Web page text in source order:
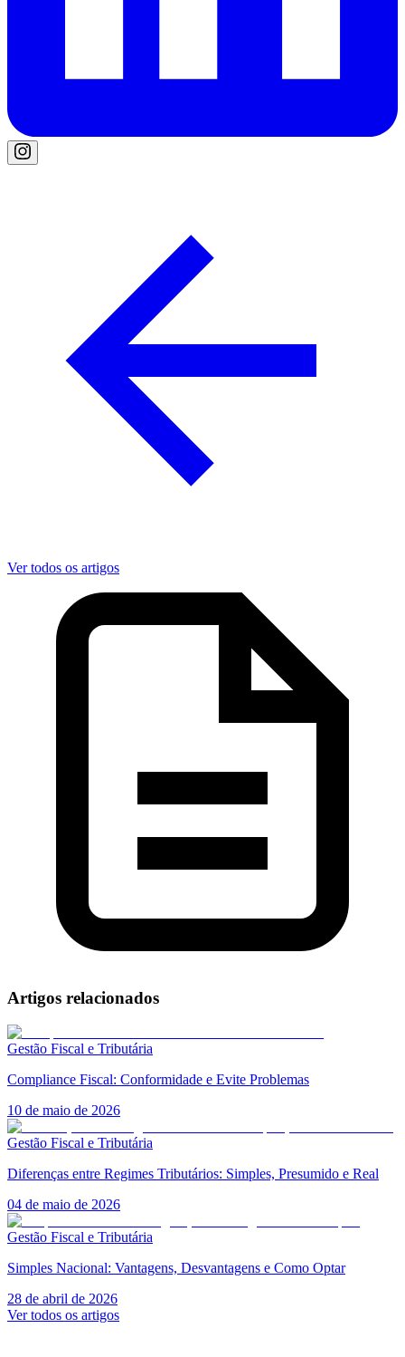
Ver todos os artigos
Artigos relacionados
Gestão Fiscal e Tributária
Compliance Fiscal: Conformidade e Evite Problemas
10 de maio de 2026
Gestão Fiscal e Tributária
Diferenças entre Regimes Tributários: Simples, Presumido e Real
04 de maio de 2026
Gestão Fiscal e Tributária
Simples Nacional: Vantagens, Desvantagens e Como Optar
28 de abril de 2026
Ver todos os artigos